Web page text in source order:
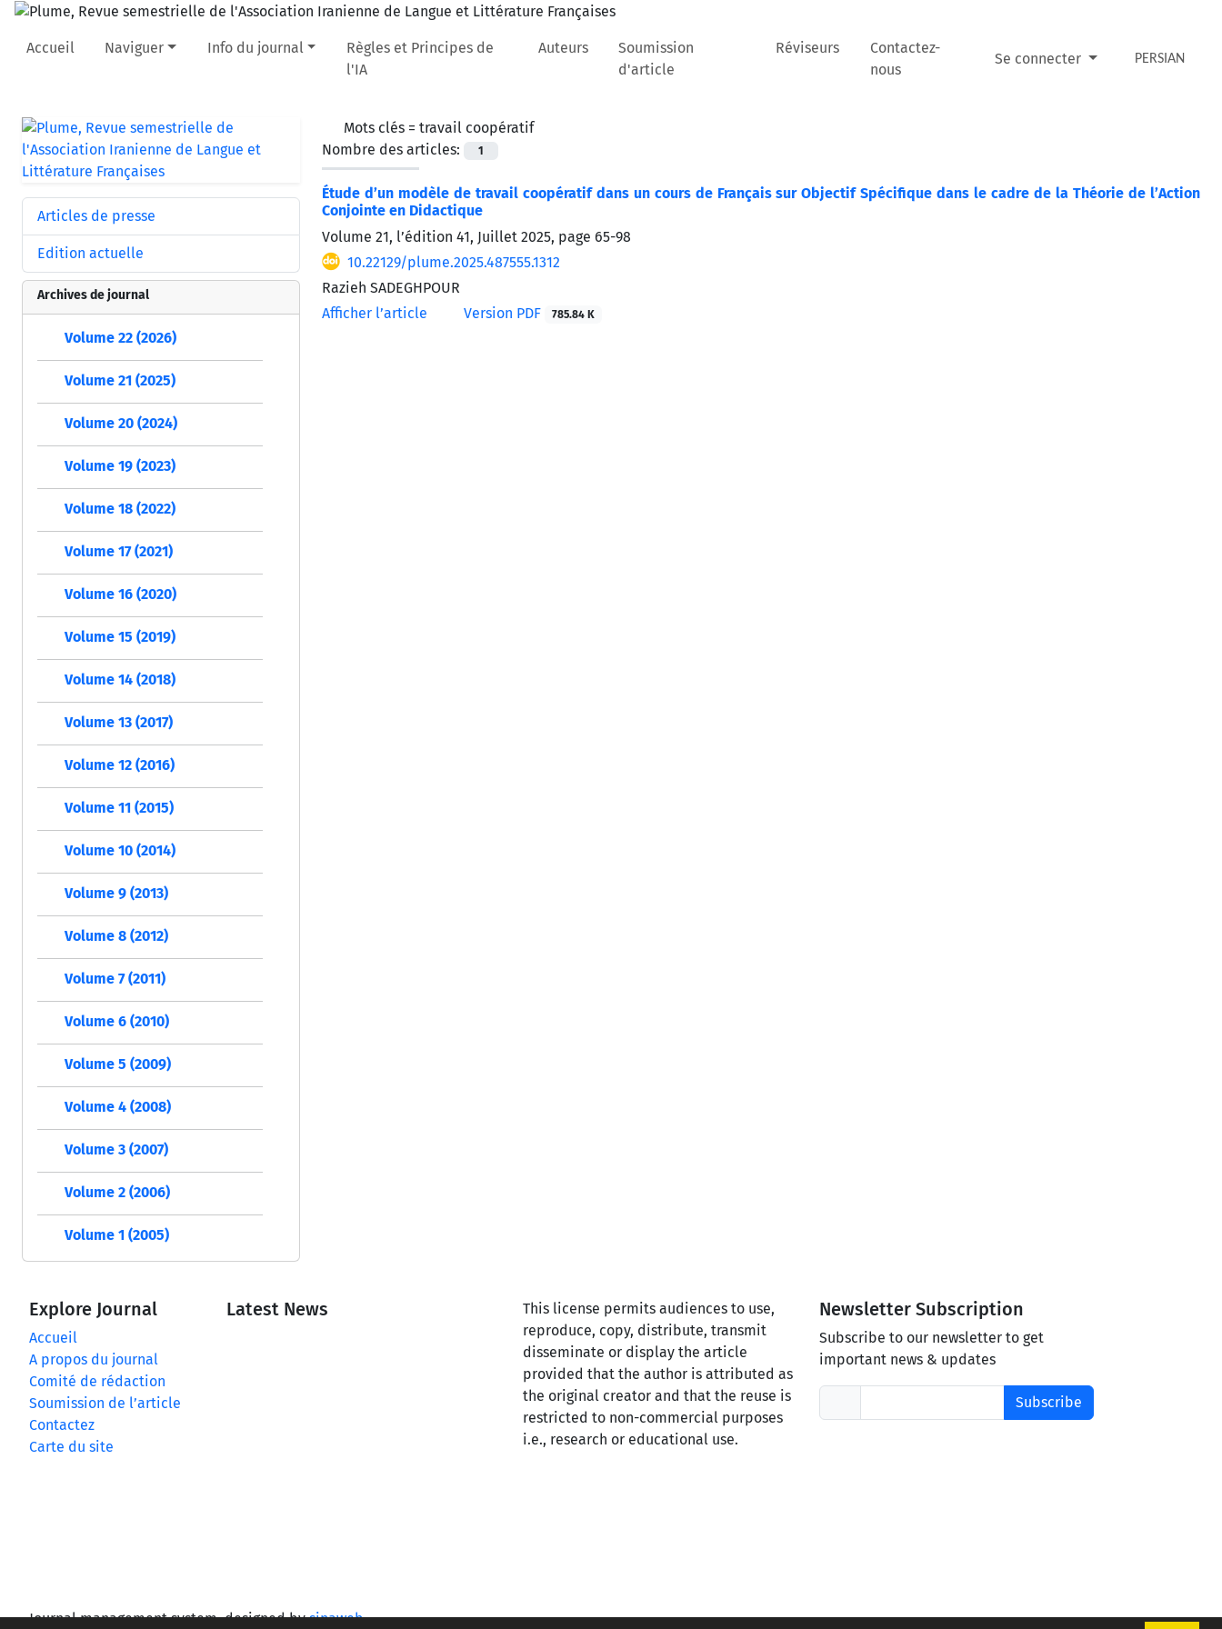
Accueil Naviguer Info du journal
Règles et Principes de
l'IA
Auteurs
Soumission
d'article
Réviseurs
Contactez-
nous
Se connecter PERSIAN
Mots clés = travail coopératif
Nombre des articles:
1
Étude d’un modèle de travail coopératif dans un cours de Français sur Objectif Spécifique dans le cadre de la Théorie de l’Action
Conjointe en Didactique
Volume 21, l’édition 41, Juillet 2025, page 65-98
10.22129/plume.2025.487555.1312
Razieh SADEGHPOUR
Afficher l’article
Version PDF 785.84 K
Articles de presse
Edition actuelle
Archives de journal
Volume 22 (2026)
Volume 21 (2025)
Volume 20 (2024)
Volume 19 (2023)
Volume 18 (2022)
Volume 17 (2021)
Volume 16 (2020)
Volume 15 (2019)
Volume 14 (2018)
Volume 13 (2017)
Volume 12 (2016)
Volume 11 (2015)
Volume 10 (2014)
Volume 9 (2013)
Volume 8 (2012)
Volume 7 (2011)
Volume 6 (2010)
Volume 5 (2009)
Volume 4 (2008)
Volume 3 (2007)
Volume 2 (2006)
Volume 1 (2005)
Explore Journal
Accueil
A propos du journal
Comité de rédaction
Soumission de l’article
Contactez
Carte du site
Latest News
This license permits audiences to use,
reproduce, copy, distribute, transmit
disseminate or display the article
provided that the author is attributed as
the original creator and that the reuse is
restricted to non-commercial purposes
i.e., research or educational use.
Newsletter Subscription
Subscribe to our newsletter to get
important news & updates
Subscribe
Journal management system.designed bysinaweb